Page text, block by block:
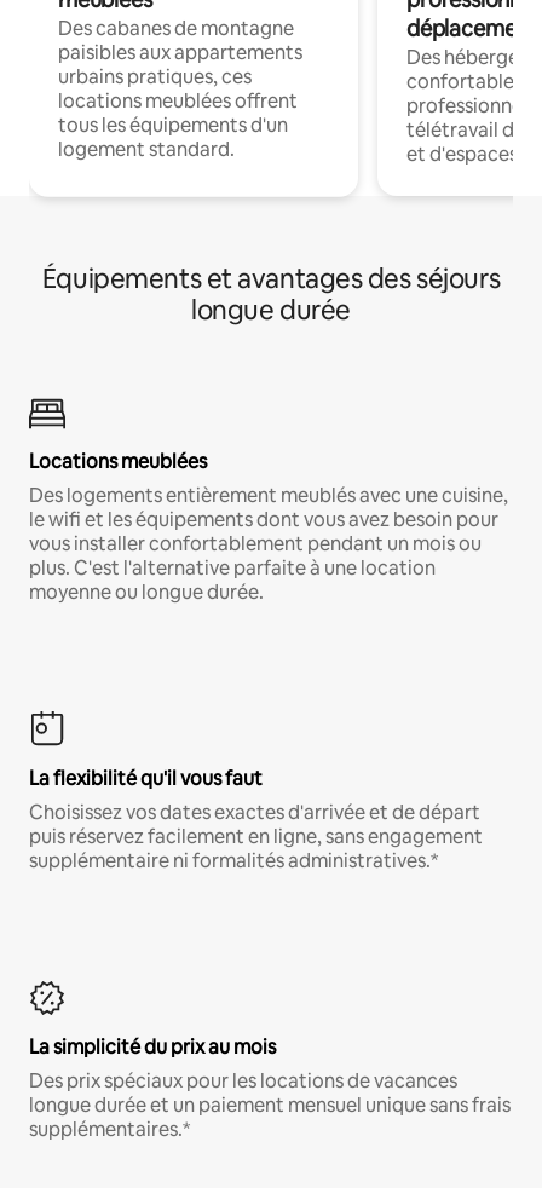
Des cabanes de montagne
paisibles aux appartements
urbains pratiques, ces
locations meublées offrent
tous les équipements d'un
logement standard.
déplacement
Des
confortables
professionnels
télétravail
et d'espaces
Équipements et avantages des séjours
longue durée
Locations meublées
Des logements entièrement meublés avec une cuisine,
le wifi et les équipements dont vous avez besoin pour
vous installer confortablement pendant un mois ou
plus. C'est l'alternative parfaite à une location
moyenne ou longue durée.
La flexibilité qu'il vous faut
Choisissez vos dates exactes d'arrivée et de départ
puis réservez facilement en ligne, sans engagement
supplémentaire ni formalités administratives.*
La simplicité du prix au mois
Des prix spéciaux pour les locations de vacances
longue durée et un paiement mensuel unique sans frais
supplémentaires.*